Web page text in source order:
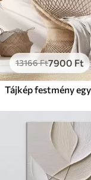
13166Ft7900 Ft